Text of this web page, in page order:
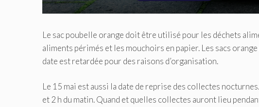
Le sac poubelle orange doit être utilisé pour les déchets
aliments périmés et les mouchoirs en papier. Les sacs
date est retardée pour des raisons d’organisation.
Le 15 mai est aussi la date de reprise des collectes nocturnes.
et 2 h du matin.Quand et quelles collectes auront lieu